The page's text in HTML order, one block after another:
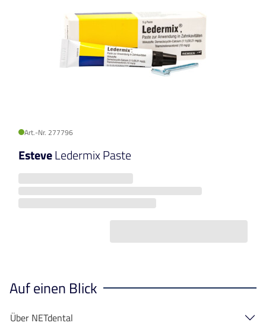
Art.-Nr. 277796
EsteveLedermix Paste
Auf einen Blick
Über NETdental